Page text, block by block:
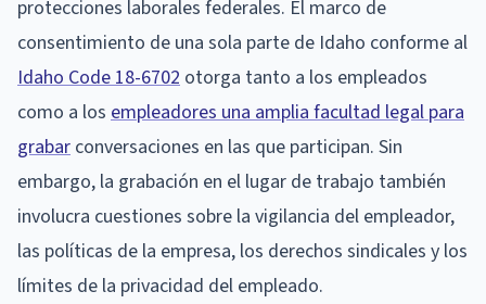
protecciones laborales federales. El marco de
consentimiento de una sola parte de Idaho conforme al
Idaho Code 18-6702 otorga tanto a los empleados
como a los empleadores una amplia facultad legal para
grabar conversaciones en las que participan. Sin
embargo, la grabación en el lugar de trabajo también
involucra cuestiones sobre la vigilancia del empleador,
las políticas de la empresa, los derechos sindicales y los
límites de la privacidad del empleado.